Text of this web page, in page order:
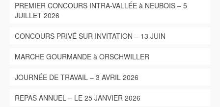
PREMIER CONCOURS INTRA-VALLÉE à NEUBOIS – 5
JUILLET 2026
CONCOURS PRIVÉ SUR INVITATION – 13 JUIN
MARCHE GOURMANDE à ORSCHWILLER
JOURNÉE DE TRAVAIL – 3 AVRIL 2026
REPAS ANNUEL – LE 25 JANVIER 2026